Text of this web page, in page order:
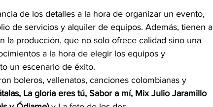
de los detalles a la hora de organizar un evento,
de servicios y alquiler de equipos. Además, tienen a
la producción, que no solo ofrece calidad sino una
a la hora de elegir los equipos y
un escenario de éxito.
boleros, vallenatos, canciones colombianas y
La gloria eres tú, Sabor a mí, Mix Julio Jaramillo